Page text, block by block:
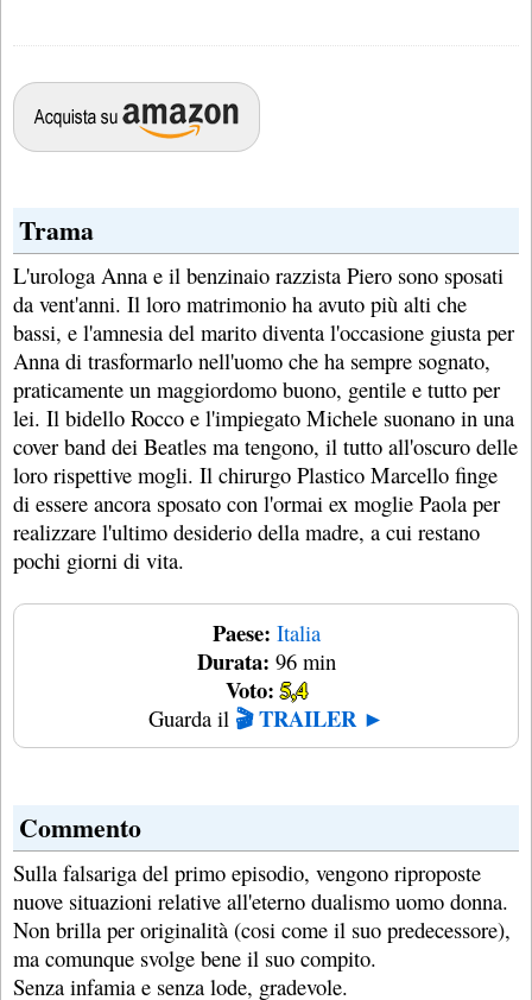
Trama
L'urologa Anna e il benzinaio razzista Piero sono sposati
da vent'anni. Il loro matrimonio ha avuto più alti che
bassi, e l'amnesia del marito diventa l'occasione giusta per
Anna di trasformarlo nell'uomo che ha sempre sognato,
praticamente un maggiordomo buono, gentile e tutto per
lei. Il bidello Rocco e l'impiegato Michele suonano in una
cover band dei Beatles ma tengono, il tutto all'oscuro delle
loro rispettive mogli. Il chirurgo Plastico Marcello finge
di essere ancora sposato con l'ormai ex moglie Paola per
realizzare l'ultimo desiderio della madre, a cui restano
pochi giorni di vita.
Paese: Italia
Durata: 96 min
Voto: 5,4
Guarda il 🎬 TRAILER ►
Commento
Sulla falsariga del primo episodio, vengono riproposte
nuove situazioni relative all'eterno dualismo uomo donna.
Non brilla per originalità (cosi come il suo predecessore),
ma comunque svolge bene il suo compito.
Senza infamia e senza lode, gradevole.